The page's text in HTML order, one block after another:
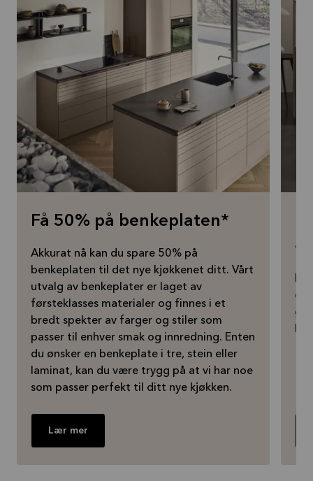
Få 50% på benkeplaten*
Akkurat nå kan du spare 50% på
benkeplaten til det nye kjøkkenet ditt. Vårt
utvalg av benkeplater er laget av
førsteklasses materialer og finnes i et
bredt spekter av farger og stiler som
passer til enhver smak og innredning. Enten
du ønsker en benkeplate i tre, stein eller
laminat, kan du være trygg på at vi har noe
som passer perfekt til ditt nye kjøkken.
Lær mer
–